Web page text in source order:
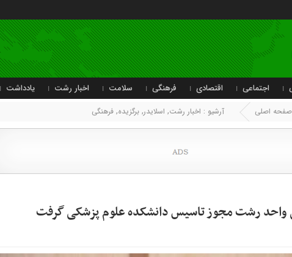
اجتماعی اقتصادی فرهنگی سلامت اخبار رشت یادداشت
صفحه اصلی آرشیو : اخبار رشت, اسلایدر, برگزیده, فرهنگی
واحد رشت مجوز تاسیس دانشکده علوم پزشکی گرفت